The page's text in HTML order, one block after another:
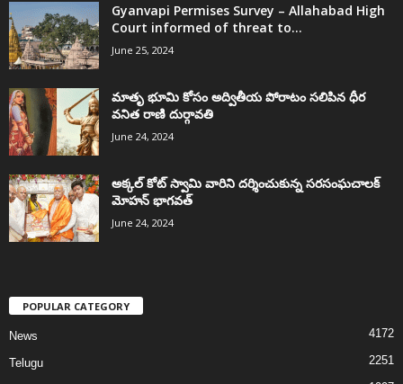
Gyanvapi Permises Survey – Allahabad High
Court informed of threat to...
June 25, 2024
మాతృ భూమి కోసం అద్వితీయ పోరాటం సలిపిన ధీర
వనిత రాణి దుర్గావతి
June 24, 2024
అక్కల్‌ కోట్‌ స్వామి వారిని దర్శించుకున్న సరసంఘచాలక్
మోహన్ భాగవత్
June 24, 2024
POPULAR CATEGORY
News 4172
Telugu 2251